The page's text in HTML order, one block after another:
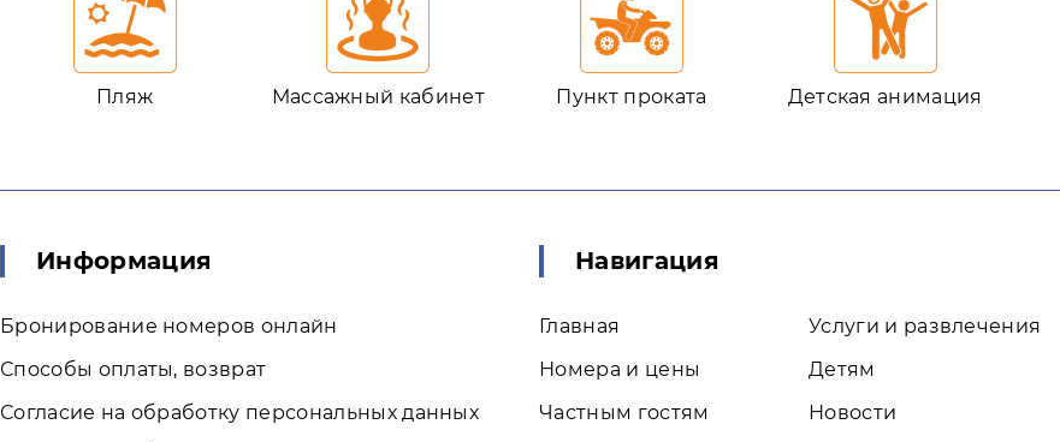
Пляж Массажный кабинет Пункт проката Детская анимация
Информация
Бронирование номеров онлайн
Способы оплаты, возврат
Согласие на обработку персональных данных
Навигация
Главная
Номера и цены
Частным гостям
Услуги и развлечения
Детям
Новости